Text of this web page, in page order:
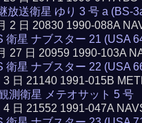
放送衛星 ゆり 3 号 a (BS-
2 日 20830 1990-088A
衛星 ナブスター 21 (USA
27 日 20959 1990-103A
衛星 ナブスター 22 (USA
3 日 21140 1991-015B
測衛星 メテオサット 5 号
4 日 21552 1991-047A